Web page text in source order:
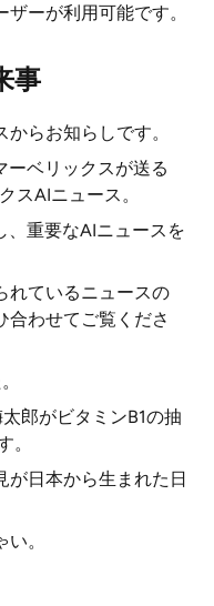
ーが利用可能です。
事
らお知らしです。
ーベリックスが送る
スAIニュース。
、重要なAIニュースを
れているニュースの
合わせてご覧くださ
郎がビタミンB1の抽
。
が日本から生まれた日
。